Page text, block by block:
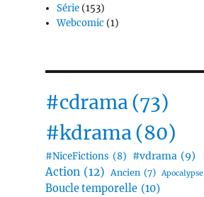
Série (153)
Webcomic (1)
#cdrama (73)
#kdrama(80)
#NiceFictions (8) #vdrama (9)
Action (12) Ancien (7) Apocalypse
Boucle temporelle (10)